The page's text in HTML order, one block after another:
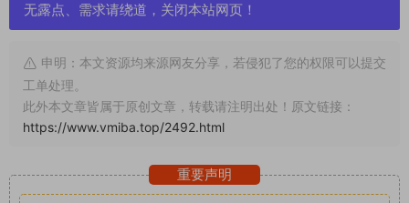
无露点、需求请绕道，关闭本站网页！
申明：本文资源均来源网友分享，若侵犯了您的权限可以提交
工单处理。
此外本文章皆属于原创文章，转载请注明出处！原文链接：
https://www.vmiba.top/2492.html
重要声明